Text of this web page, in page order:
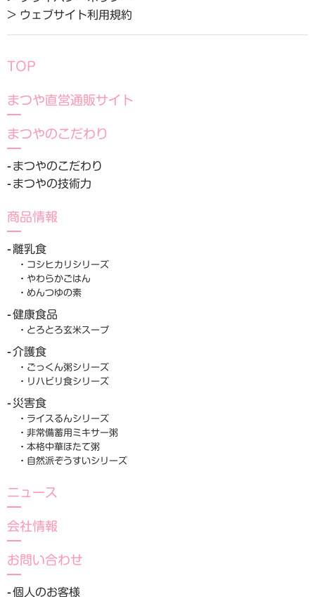
> ウェブサイト利用規約
TOP
まつや直営通販サイト
まつやのこだわり
まつやのこだわり
まつやの技術力
商品情報
離乳食
コシヒカリシリーズ
やわらかごはん
めんつゆの素
健康食品
とろとろ玄米スープ
介護食
ごっくん粥シリーズ
リハビリ食シリーズ
災害食
ライスるんシリーズ
非常備蓄用ミキサー粥
本格中華ほたて粥
自然派ぞうすいシリーズ
ニュース
会社情報
お問い合わせ
個人のお客様